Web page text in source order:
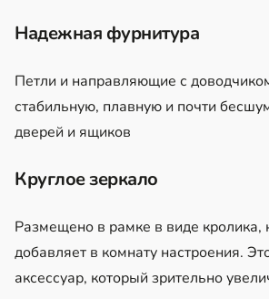
Надежная фурнитура
Петли и направляющие с
стабильную, плавную и почти
дверей и ящиков
Круглое зеркало
Размещено в рамке в виде кролика,
добавляет в комнату настроения.
аксессуар, который зрительно